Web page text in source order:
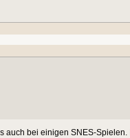
auch bei einigen SNES-